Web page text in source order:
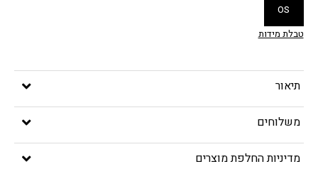
OS
טבלת מידות
תיאור
משלוחים
מדיניות החלפת מוצרים